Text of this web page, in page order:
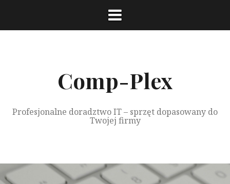
treści
Comp-Plex
Profesjonalne doradztwo IT – sprzęt dopasowany do
Twojej firmy